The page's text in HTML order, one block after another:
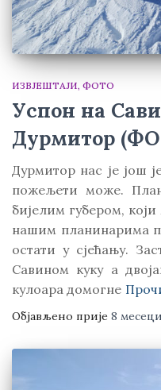
ИЗВЈЕШТАЈИ ФОТО
Успон на
Дурмитор
Дурмитор нас је још
пожељети може.
бијелим губером,
нашим планинарима
остати у сјећању.
Савином куку а
кулоара домогне
Објављено прије 8 месеци